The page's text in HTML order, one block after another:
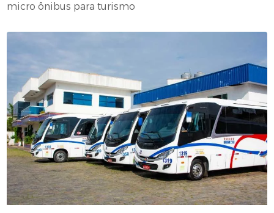
micro ônibus para turismo